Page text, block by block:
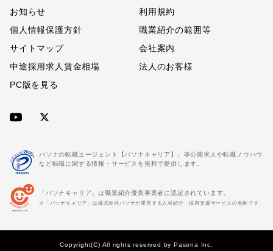
お知らせ
利用規約
個人情報保護方針
職業紹介の範囲等
サイトマップ
会社案内
中途採用求人賃金相場
法人のお客様
PC版を見る
パソナの転職エージェント【パソナキャリア】。非公開求人や転職ノウハウ
など転職に関する情報・サービスを無料で提供します。
「パソナキャリア」は職業紹介優良事業者に認定されています。
※「パソナキャリア」は株式会社パソナが運営する人材紹介・採用支援サービスの名称です
Copyright(C) All rights reserved by Pasona Inc.